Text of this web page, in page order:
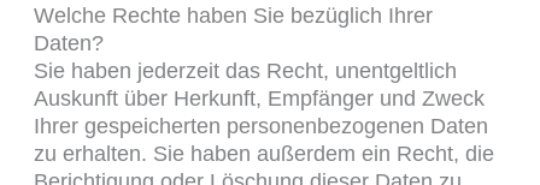
Welche Rechte haben Sie bezüglich Ihrer
Daten?
Sie haben jederzeit das Recht, unentgeltlich
Auskunft über Herkunft, Empfänger und Zweck
Ihrer gespeicherten personenbezogenen Daten
zu erhalten. Sie haben außerdem ein Recht, die